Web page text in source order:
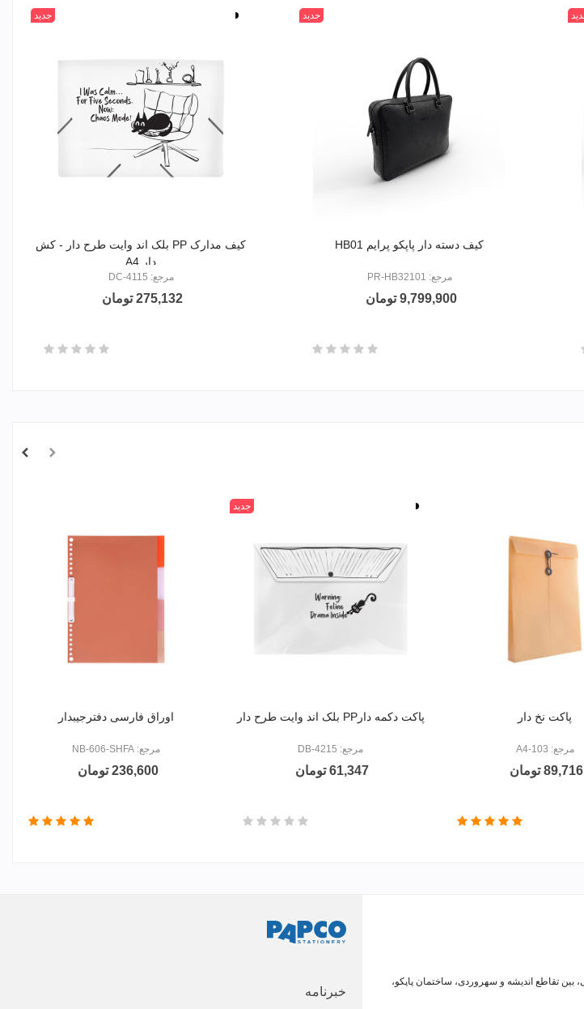
جدید
کیف دسته دار پاپکو پرایم HB01
مرجع: PR-HB32101
9,799,900 تومان
سفید جدید
کیف مدارک PP بلک اند وایت طرح دار - کش
دار A4
مرجع: DC-4115
275,132 تومان
پاکت نخ دار
مرجع: 103-A4
89,716 تومان
سفید جدید
پاکت دکمه دارPP بلک اند وایت طرح دار
مرجع: DB-4215
61,347 تومان
اوراق فارسی دفترجیبدار
مرجع: NB-606-SHFA
236,600 تومان
بین تقاطع اندیشه و سهروردی، ساختمان پاپکو،
خبرنامه